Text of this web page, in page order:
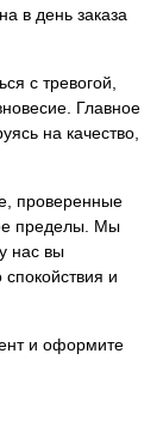
в день заказа
с тревогой,
Главное
на качество,
проверенные
пределы. Мы
нас вы
и
и оформите